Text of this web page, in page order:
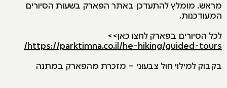
מראש. מומלץ להתעדכן באתר הפארק בשעות הסיורים
המעודכנות.
לכל הסיורים בפארק לחצו כאן>>
https://parktimna.co.il/he-hiking/guided-tours/
בקבוק למילוי חול צבעוני – מזכרת מהפארק במתנה